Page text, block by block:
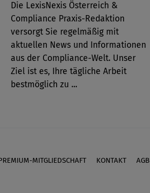
Die LexisNexis Österreich &
Compliance Praxis-Redaktion
versorgt Sie regelmäßig mit
aktuellen News und Informationen
aus der Compliance-Welt. Unser
Ziel ist es, Ihre tägliche Arbeit
bestmöglich zu ...
MITGLIEDSCHAFT KONTAKT AGB